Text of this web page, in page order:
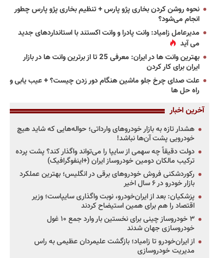
نحوه روشن کردن بخاری پژو پارس + تنظیم بخاری پژو پارس چطور
انجام می‌شود؟
مدیرعامل زامیاد: وانت پادرا و وانت اکستند با استانداردهای جدید
می آید
بهترین وانت ها در ایران: معرفی 25 تا از برترین وانت ها در بازار
ایران برای کار کردن
علت صدای چرخ جلو ماشین هنگام دور زدن چیست؟ + عیب یابی و
راه حل ها
آخرین اخبار
هشدار تازه به بازار خودروهای وارداتی؛ حواله‌هایی که شاید هیچ
خودرویی پشت آن‌ها نباشد!
دولت دقیقاً چه سهمی از سایپا را می‌تواند واگذار کند؟ پشت پرده
ترکیب مالکان دومین خودروساز ایران (+اینفوگرافیک)
رکوردشکنی فروش خودروهای برقی در انگلیس؛ بهترین عملکرد
بازار خودرو در ۶ سال اخیر
پزشکیان: بعد از ایران‌خودرو، نوبت واگذاری سایپاست؛ وزیر
اقتصاد را هم برای همین استیضاح کردند
۳ خودروساز چینی برای نخستین بار وارد جمع ۱۰ غول
خودروسازی جهان شدند
از ایران‌خودرو تا زامیاد؛ بازگشت علیمردان عظیمی به راس
مدیریت خودروسازی